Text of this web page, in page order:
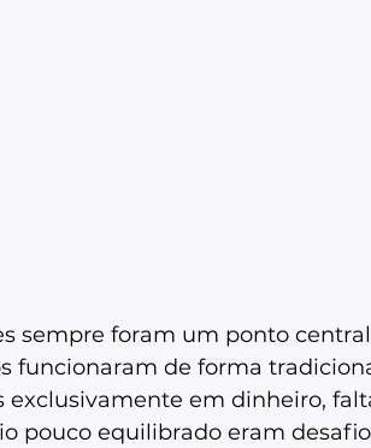
sempre foram um ponto
funcionaram de forma
exclusivamente em dinheiro,
pouco equilibrado eram